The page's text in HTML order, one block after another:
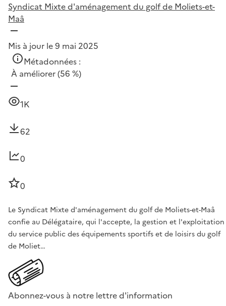
Syndicat Mixte d'aménagement du golf de Moliets-et-
Maâ
Mis à jour le 9 mai 2025
Métadonnées :
À améliorer(56 %)
1K
62
0
0
Le Syndicat Mixte d'aménagement du golf de Moliets-et-Maâ
confie au Délégataire, qui l'accepte, la gestion et l'exploitation
du service public des équipements sportifs et de loisirs du golf
de Moliet…
Abonnez-vous à notre lettre d'information